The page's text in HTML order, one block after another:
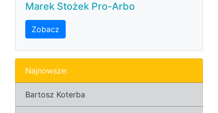
Marek Stożek Pro-Arbo
Zobacz
Najnowsze:
Bartosz Koterba